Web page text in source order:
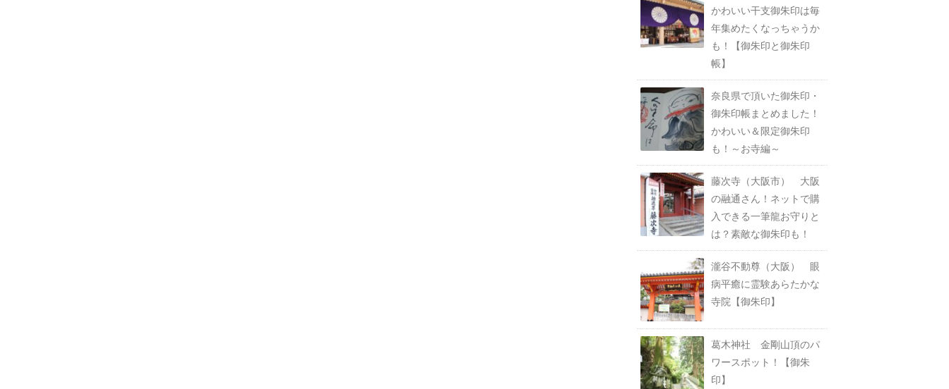
かわいい干支御朱印は毎
年集めたくなっちゃうか
も！【御朱印と御朱印
帳】
奈良県で頂いた御朱印・
御朱印帳まとめました！
かわいい＆限定御朱印
も！～お寺編～
藤次寺（大阪市） 大阪
の融通さん！ネットで購
入できる一筆龍お守りと
は？素敵な御朱印も！
瀧谷不動尊（大阪） 眼
病平癒に霊験あらたかな
寺院【御朱印】
葛木神社 金剛山頂のパ
ワースポット！【御朱
印】